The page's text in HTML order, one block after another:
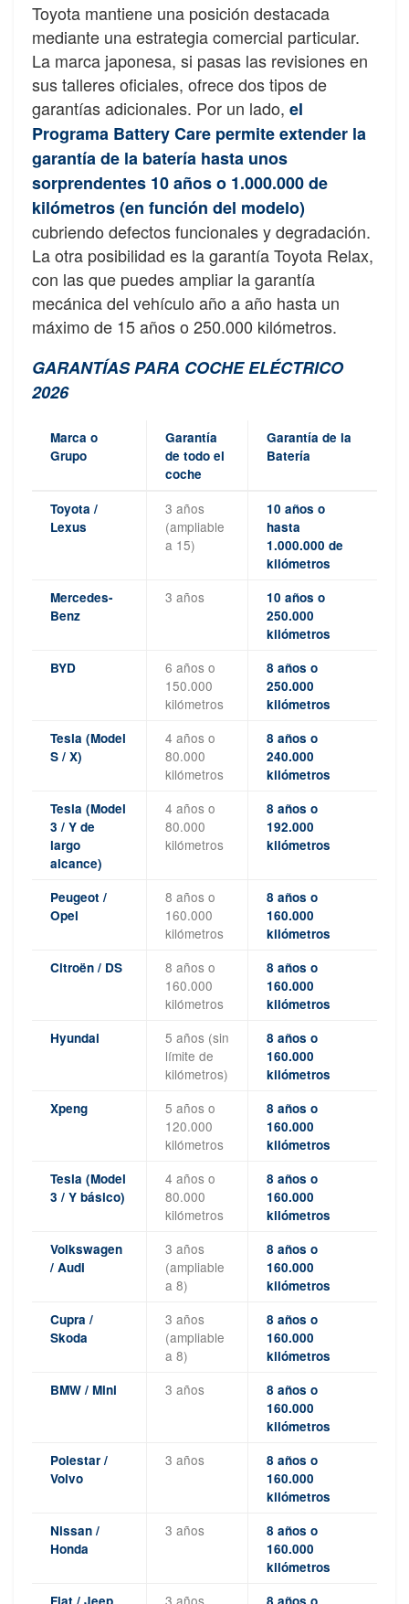
Toyota mantiene una posición destacada
mediante una estrategia comercial particular.
La marca japonesa, si pasas las revisiones en
sus talleres oficiales, ofrece dos tipos de
garantías adicionales. Por un lado, el
Programa Battery Care permite extender la
garantía de la batería hasta unos
sorprendentes 10 años o 1.000.000 de
kilómetros (en función del modelo)
cubriendo defectos funcionales y degradación.
La otra posibilidad es la garantía Toyota Relax,
con las que puedes ampliar la garantía
mecánica del vehículo año a año hasta un
máximo de 15 años o 250.000 kilómetros.
GARANTÍAS PARA COCHE ELÉCTRICO
2026
Marca o
Grupo
Garantía
de todo el
coche
Garantía de la
Batería
Toyota /
Lexus
3 años
(ampliable
a 15)
10 años o
hasta
1.000.000 de
kilómetros
Mercedes-
Benz
3 años
10 años o
250.000
kilómetros
BYD
6 años o
150.000
kilómetros
8 años o
250.000
kilómetros
Tesla (Model
S / X)
4 años o
80.000
kilómetros
8 años o
240.000
kilómetros
Tesla (Model
3 / Y de
largo
alcance)
4 años o
80.000
kilómetros
8 años o
192.000
kilómetros
Peugeot /
Opel
8 años o
160.000
kilómetros
8 años o
160.000
kilómetros
Citroën / DS
8 años o
160.000
kilómetros
8 años o
160.000
kilómetros
Hyundai
5 años (sin
límite de
kilómetros)
8 años o
160.000
kilómetros
Xpeng
5 años o
120.000
kilómetros
8 años o
160.000
kilómetros
Tesla (Model
3 / Y básico)
4 años o
80.000
kilómetros
8 años o
160.000
kilómetros
Volkswagen
/ Audi
3 años
(ampliable
a 8)
8 años o
160.000
kilómetros
Cupra /
Skoda
3 años
(ampliable
a 8)
8 años o
160.000
kilómetros
BMW / Mini
3 años
8 años o
160.000
kilómetros
Polestar /
Volvo
3 años
8 años o
160.000
kilómetros
Nissan /
Honda
3 años
8 años o
160.000
kilómetros